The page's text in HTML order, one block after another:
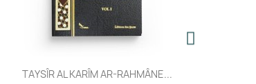
Aperçu rapide
TAYSÎR AL KARÎM AR-RAHMÂNE...